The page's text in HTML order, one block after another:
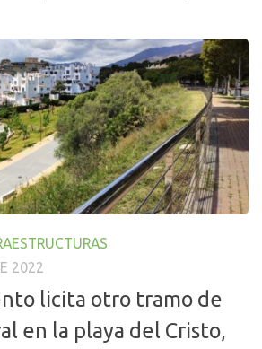
2022
licita otro tramo de
en la playa del Cristo,